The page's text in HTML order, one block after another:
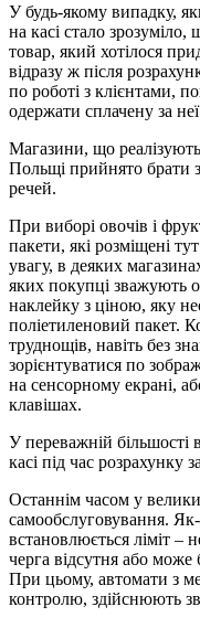
У будь-якому випадку,
на касі стало
товар, який хотілося
відразу ж після
по роботі з клієнтами,
одержати сплачену за
Магазини, що
Польщі прийнято брати
речей.
При виборі овочів і
пакети, які розміщені
увагу, в деяких
яких покупці зважують
наклейку з ціною, яку
поліетиленовий пакет.
труднощів, навіть без
зорієнтуватися по
на сенсорному екрані,
клавішах.
У переважній більшості
касі під час розрахунку
Останнім часом у
самообслуговування.
встановлюється ліміт –
черга відсутня або
При цьому, автомати з
контролю, здійснюють